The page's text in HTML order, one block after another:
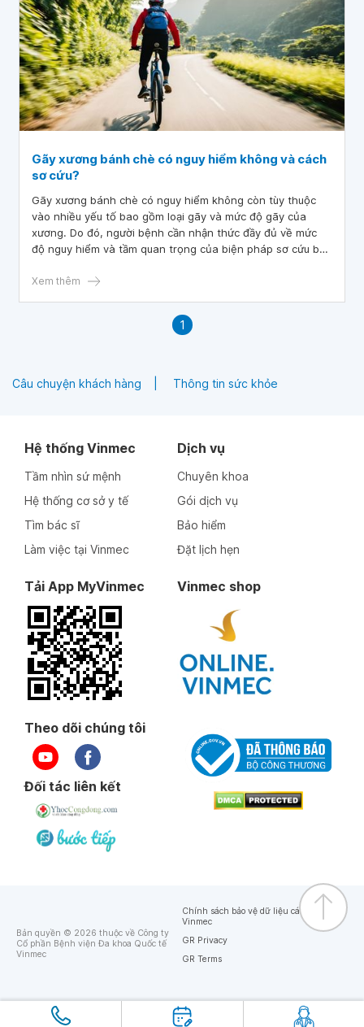
Gãy xương bánh chè có nguy hiểm không và cách
sơ cứu?
Gãy xương bánh chè có nguy hiểm không còn tùy thuộc
vào nhiều yếu tố bao gồm loại gãy và mức độ gãy của
xương. Do đó, người bệnh cần nhận thức đầy đủ về mức
độ nguy hiểm và tầm quan trọng của biện pháp sơ cứu ban
Xem thêm
1
Câu chuyện khách hàng Thông tin sức khỏe
Hệ thống Vinmec
Tầm nhìn sứ mệnh
Hệ thống cơ sở y tế
Tìm bác sĩ
Làm việc tại Vinmec
Dịch vụ
Chuyên khoa
Gói dịch vụ
Bảo hiểm
Đặt lịch hẹn
Tải App MyVinmec Vinmec shop
Theo dõi chúng tôi
Đối tác liên kết
Bản quyền © 2026 thuộc về Công ty
Cổ phần Bệnh viện Đa khoa Quốc tế
Vinmec
Chính sách bảo vệ dữ liệu cá nhân của
Vinmec
GR Privacy
GR Terms